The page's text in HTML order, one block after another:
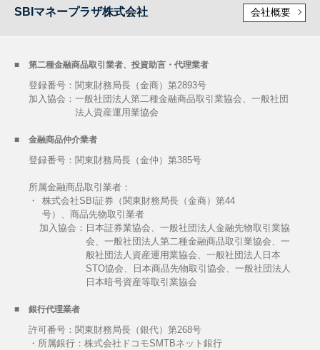
SBIマネープラザ株式会社 会社概要
第二種金融商品取引業者、投資助言・代理業者
登録番号：関東財務局長（金商）第2893号
加入協会： 一般社団法人第二種金融商品取引業協会、一般社団
法人資産運用業協会
金融商品仲介業者
登録番号：関東財務局長（金仲）第385号
所属金融商品取引業者：
・
株式会社SBI証券（関東財務局長（金商）第44
号）、商品先物取引業者
加入協会： 日本証券業協会、一般社団法人金融先物取引業協
会、一般社団法人第二種金融商品取引業協会、一
般社団法人資産運用業協会、一般社団法人日本
STO協会、日本商品先物取引協会、一般社団法人
日本暗号資産等取引業協会
銀行代理業者
許可番号：関東財務局長（銀代）第268号
・所属銀行：株式会社ドコモSMTBネット銀行